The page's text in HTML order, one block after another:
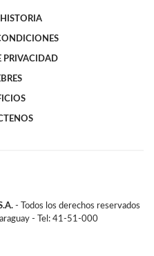
PRIVACIDAD
- Todos los derechos reservados
- Tel: 41-51-000